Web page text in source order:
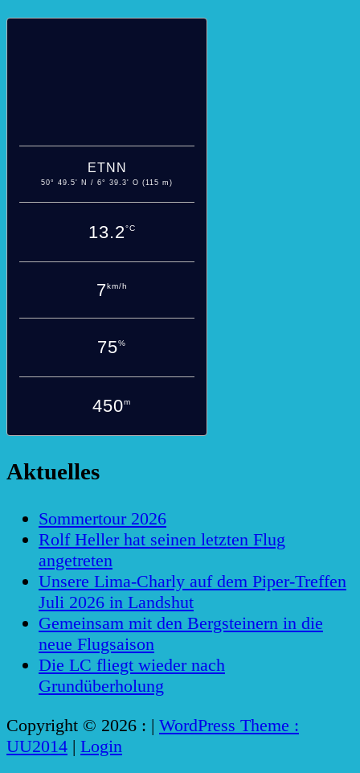
ETNN
50° 49.5' N / 6° 39.3' O (115 m)
13.2°C
7km/h
75%
450m
Aktuelles
Sommertour 2026
Rolf Heller hat seinen letzten Flug
angetreten
Unsere Lima-Charly auf dem Piper-Treffen
Juli 2026 in Landshut
Gemeinsam mit den Bergsteinern in die
neue Flugsaison
Die LC fliegt wieder nach
Grundüberholung
Copyright © 2026 : | WordPress Theme :
UU2014 | Login